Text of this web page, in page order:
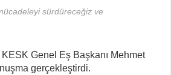
sürdüreceğiz ve
KESK Genel Eş Başkanı Mehmet
gerçekleştirdi.